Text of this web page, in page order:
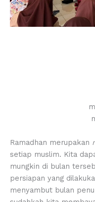
Ramadhan merupakan
setiap muslim. Kita
mungkin di bulan
persiapan yang
menyambut bulan